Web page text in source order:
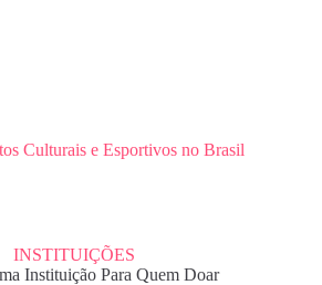
Culturais e Esportivos no Brasil
INSTITUIÇÕES
Instituição Para Quem Doar